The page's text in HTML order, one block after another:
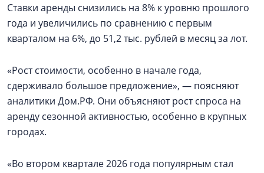
Ставки аренды снизились на 8% к уровню прошлого
года и увеличились по сравнению с первым
кварталом на 6%, до 51,2 тыс. рублей в месяц за лот.
«Рост стоимости, особенно в начале года,
сдерживало большое предложение», — поясняют
аналитики Дом.РФ. Они объясняют рост спроса на
аренду сезонной активностью, особенно в крупных
городах.
«Во втором квартале 2026 года популярным стал